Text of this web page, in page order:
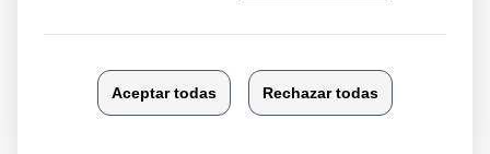
Ver más noticias